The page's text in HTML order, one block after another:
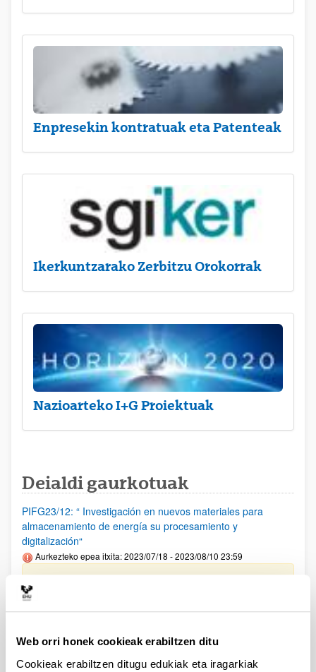
Web orri honek cookieak erabiltzen ditu
Cookieak erabiltzen ditugu edukiak eta iragarkiak
Enpresekin kontratuak eta Patenteak
Ikerkuntzarako Zerbitzu Orokorrak
Nazioarteko I+G Proiektuak
Deialdi gaurkotuak
PIFG23/12: “ Investigación en nuevos materiales para
almacenamiento de energía su procesamiento y
digitalización“
Aurkezteko epea itxita: 2023/07/18 - 2023/08/10 23:59
Beka emateko proposamena argitaratu da(2023/09/12)
PIFG23/14: “ Hizkuntzaren Prozesamentua“